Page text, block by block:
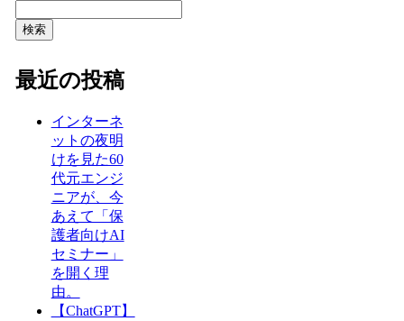
検索
最近の投稿
インターネ
ットの夜明
けを見た60
代元エンジ
ニアが、今
あえて「保
護者向けAI
セミナー」
を開く理
由。
【ChatGPT】